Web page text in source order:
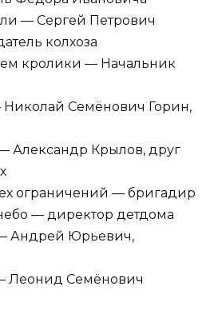
— Сергей Петрович
колхоза
кролики — Начальник
Семёнович Горин,
Александр Крылов, друг
ограничений — бригадир
— директор детдома
Андрей Юрьевич,
Леонид Семёнович